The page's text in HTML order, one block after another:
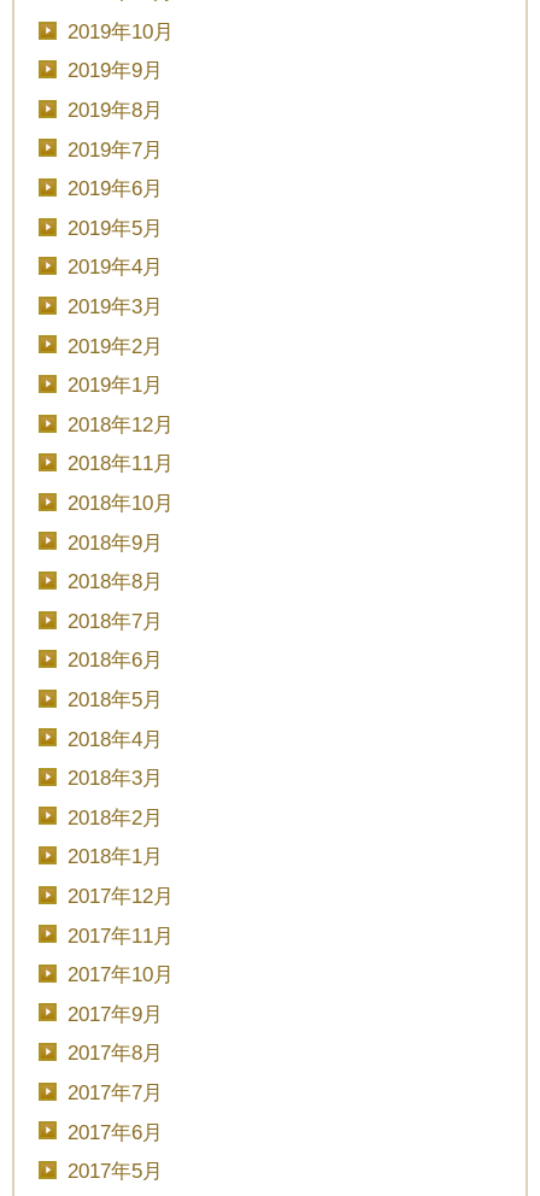
2019年10月
2019年9月
2019年8月
2019年7月
2019年6月
2019年5月
2019年4月
2019年3月
2019年2月
2019年1月
2018年12月
2018年11月
2018年10月
2018年9月
2018年8月
2018年7月
2018年6月
2018年5月
2018年4月
2018年3月
2018年2月
2018年1月
2017年12月
2017年11月
2017年10月
2017年9月
2017年8月
2017年7月
2017年6月
2017年5月
時間を選択してください
ブライダルフェア
TEL.0120-117-548